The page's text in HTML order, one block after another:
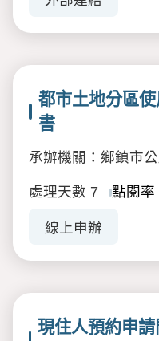
都市土地分區
書
承辦機關：鄉鎮市
處理天數 7 點閱率
線上申辦
現住人預約申